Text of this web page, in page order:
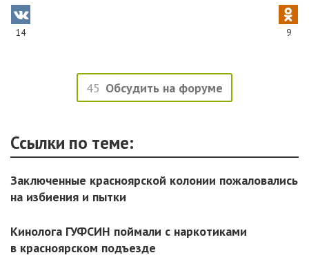
14 9
45 Обсудить на форуме
Ссылки по теме:
Заключенные красноярской колонии пожаловались
на избиения и пытки
Кинолога ГУФСИН поймали с наркотиками
в красноярском подъезде